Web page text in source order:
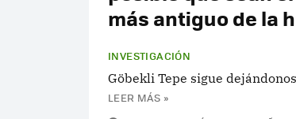
más antiguo de la
INVESTIGACIÓN
Göbekli Tepe sigue
LEER MÁS »